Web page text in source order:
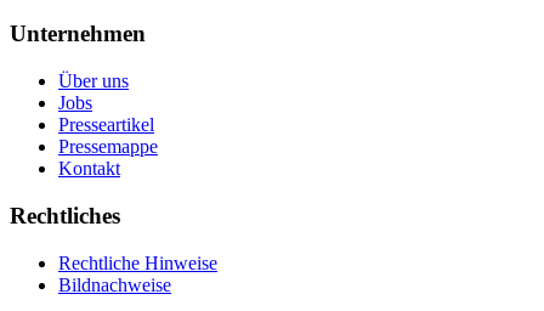
Unternehmen
Über uns
Jobs
Presseartikel
Pressemappe
Kontakt
Rechtliches
Rechtliche Hinweise
Bildnachweise